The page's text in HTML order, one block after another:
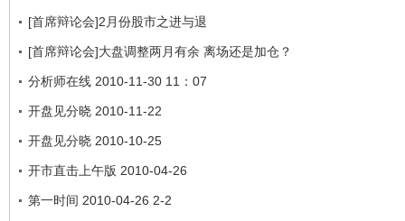
[首席辩论会]2月份股市之进与退
[首席辩论会]大盘调整两月有余 离场还是加仓？
分析师在线 2010-11-30 11：07
开盘见分晓 2010-11-22
开盘见分晓 2010-10-25
开市直击上午版 2010-04-26
第一时间 2010-04-26 2-2